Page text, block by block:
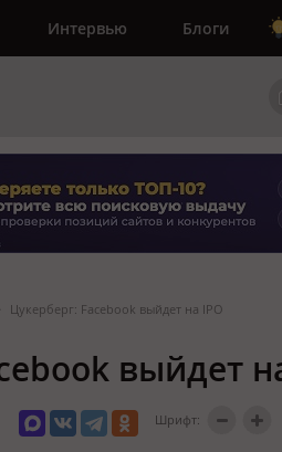
Интервью Блоги
Цукерберг: Facebook выйдет на IPO
выйдет
Шрифт: